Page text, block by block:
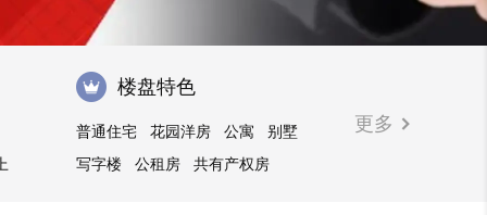
楼盘特色
普通住宅 花园洋房 公寓
别墅
写字楼
公租房 共有产权房
更多